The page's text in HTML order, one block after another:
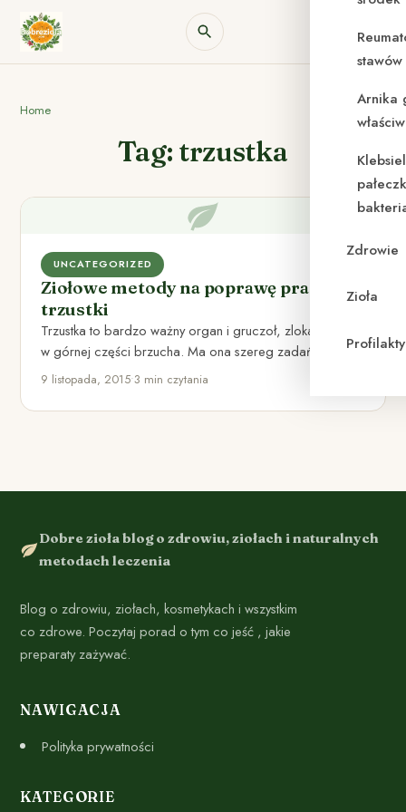
Arnika
Zdrowie
Zioła
Home
Tag: trzustka
UNCATEGORIZED
Ziołowe metody na poprawę pracy
trzustki
Trzustka to bardzo ważny organ i gruczoł, zlokalizowany
w górnej części brzucha. Ma ona szereg zadań, takich,
jak…
9 listopada, 2015•3 min czytania
Dobre zioła blog o zdrowiu, ziołach i naturalnych
metodach leczenia
Blog o zdrowiu, ziołach, kosmetykach i wszystkim
co zdrowe. Poczytaj porad o tym co jeść , jakie
preparaty zażywać.
NAWIGACJA
Polityka prywatności
KATEGORIE